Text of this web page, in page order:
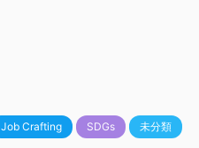
Job Crafting SDGs 未分類